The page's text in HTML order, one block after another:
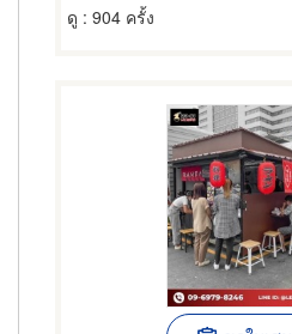
ดู : 904 ครั้ง